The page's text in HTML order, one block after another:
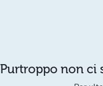
Purtroppo non ci